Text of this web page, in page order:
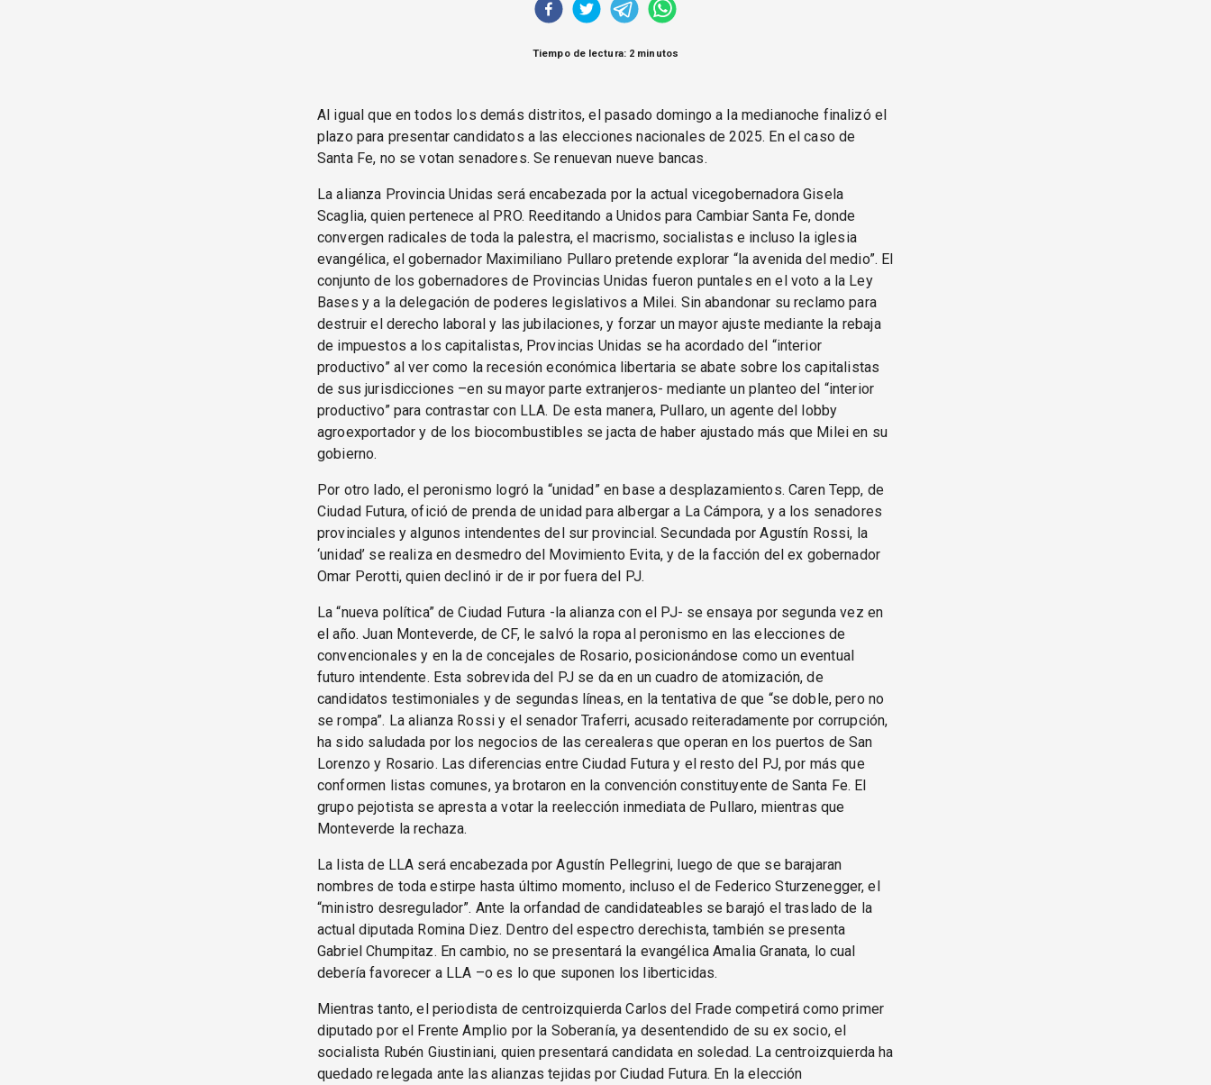
Tiempo de lectura: 2 minutos
Al igual que en todos los demás distritos, el pasado domingo a la medianoche finalizó el
plazo para presentar candidatos a las elecciones nacionales de 2025. En el caso de
Santa Fe, no se votan senadores. Se renuevan nueve bancas.
La alianza Provincia Unidas será encabezada por la actual vicegobernadora Gisela
Scaglia, quien pertenece al PRO. Reeditando a Unidos para Cambiar Santa Fe, donde
convergen radicales de toda la palestra, el macrismo, socialistas e incluso la iglesia
evangélica, el gobernador Maximiliano Pullaro pretende explorar “la avenida del medio”. El
conjunto de los gobernadores de Provincias Unidas fueron puntales en el voto a la Ley
Bases y a la delegación de poderes legislativos a Milei. Sin abandonar su reclamo para
destruir el derecho laboral y las jubilaciones, y forzar un mayor ajuste mediante la rebaja
de impuestos a los capitalistas, Provincias Unidas se ha acordado del “interior
productivo” al ver como la recesión económica libertaria se abate sobre los capitalistas
de sus jurisdicciones –en su mayor parte extranjeros- mediante un planteo del “interior
productivo” para contrastar con LLA. De esta manera, Pullaro, un agente del lobby
agroexportador y de los biocombustibles se jacta de haber ajustado más que Milei en su
gobierno.
Por otro lado, el peronismo logró la “unidad” en base a desplazamientos. Caren Tepp, de
Ciudad Futura, ofició de prenda de unidad para albergar a La Cámpora, y a los senadores
provinciales y algunos intendentes del sur provincial. Secundada por Agustín Rossi, la
‘unidad’ se realiza en desmedro del Movimiento Evita, y de la facción del ex gobernador
Omar Perotti, quien declinó ir de ir por fuera del PJ.
La “nueva política” de Ciudad Futura -la alianza con el PJ- se ensaya por segunda vez en
el año. Juan Monteverde, de CF, le salvó la ropa al peronismo en las elecciones de
convencionales y en la de concejales de Rosario, posicionándose como un eventual
futuro intendente. Esta sobrevida del PJ se da en un cuadro de atomización, de
candidatos testimoniales y de segundas líneas, en la tentativa de que “se doble, pero no
se rompa”. La alianza Rossi y el senador Traferri, acusado reiteradamente por corrupción,
ha sido saludada por los negocios de las cerealeras que operan en los puertos de San
Lorenzo y Rosario. Las diferencias entre Ciudad Futura y el resto del PJ, por más que
conformen listas comunes, ya brotaron en la convención constituyente de Santa Fe. El
grupo pejotista se apresta a votar la reelección inmediata de Pullaro, mientras que
Monteverde la rechaza.
La lista de LLA será encabezada por Agustín Pellegrini, luego de que se barajaran
nombres de toda estirpe hasta último momento, incluso el de Federico Sturzenegger, el
“ministro desregulador”. Ante la orfandad de candidateables se barajó el traslado de la
actual diputada Romina Diez. Dentro del espectro derechista, también se presenta
Gabriel Chumpitaz. En cambio, no se presentará la evangélica Amalia Granata, lo cual
debería favorecer a LLA –o es lo que suponen los liberticidas.
Mientras tanto, el periodista de centroizquierda Carlos del Frade competirá como primer
diputado por el Frente Amplio por la Soberanía, ya desentendido de su ex socio, el
socialista Rubén Giustiniani, quien presentará candidata en soledad. La centroizquierda ha
quedado relegada ante las alianzas tejidas por Ciudad Futura. En la elección